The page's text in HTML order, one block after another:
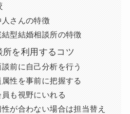
さんの特徴
型結婚相談所の特徴
を利用するコツ
前に自己分析を行う
性を事前に把握する
も視野にいれる
が合わない場合は担当替え